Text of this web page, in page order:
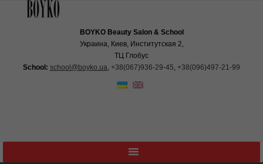
BOYKO Beauty Salon & School
Украина, Киев, Институтская 2,
ТЦ Глобус
School: school@boyko.ua,+38(067)936‑29‑45,+38(096)497‑21‑99